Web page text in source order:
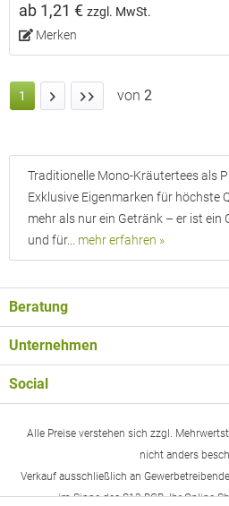
ab 1,21 €zzgl. MwSt.
Merken
1 von 2
Traditionelle Mono-Kräutertees als
Exklusive Eigenmarken für höchste
mehr als nur ein Getränk – er ist ein
und für... mehr erfahren »
Beratung
Unternehmen
Social
Alle Preise verstehen sich zzgl.
nicht anders
Verkauf ausschließlich an
im Sinne des §13 BGB. Ihr Online-